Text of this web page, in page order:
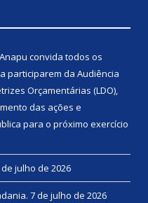
convida todos os
participarem da Audiência
Orçamentárias (LDO),
das ações e
para o próximo exercício
de julho de 2026
7 de julho de 2026